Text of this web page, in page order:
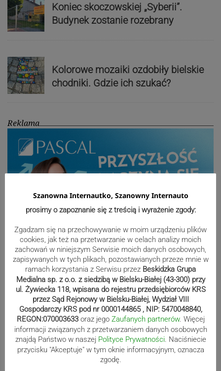
Koniec skoczowskiej „Syberii”.
Budynek zostanie rozebrany
Kolorowe mozaiki ozdobiły bielskie
chodniki. Gdzie ich szukać?
Reklama
Sport
Biało-zieloni nadal niepokonani.
Rekord – Stal 3:1 | ZDJĘCIA
Szanowna Internautko, Szanowny Internauto
prosimy o zapoznanie się z treścią i wyrażenie zgody:
Zgadzam się na przechowywanie w moim urządzeniu plików
cookies, jak też na przetwarzanie w celach analizy moich
zachowań w niniejszym Serwisie moich danych osobowych,
zapisywanych w tych plikach, pozostawianych przeze mnie w
ramach korzystania z Serwisu przez Beskidzka Grupa
Medialna sp. z o.o. z siedzibą w Bielsku-Białej (43-300) przy
ul. Żywiecka 118, wpisana do rejestru przedsiębiorców KRS
przez Sąd Rejonowy w Bielsku-Białej, Wydział VIII
Gospodarczy KRS pod nr 0000144865 , NIP: 5470048840,
REGON:070003633 oraz jego Zaufanych partnerów. Więcej
informacji związanych z przetwarzaniem danych osobowych
znajdą Państwo w naszej Polityce Prywatności. Naciśniecie
przycisku "Akceptuje" w tym oknie informacyjnym, oznacza
zgodę.